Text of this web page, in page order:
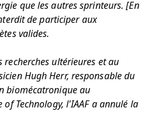
que les autres sprinteurs. [En
de participer aux
valides.
recherches ultérieures et au
Hugh Herr, responsable du
biomécatronique au
of Technology, l'IAAF a annulé la